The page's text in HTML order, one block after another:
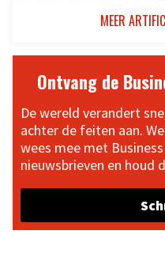
MEER
Ontvang de
De wereld verandert
achter de feiten aan.
wees mee met
nieuwsbrieven en houd